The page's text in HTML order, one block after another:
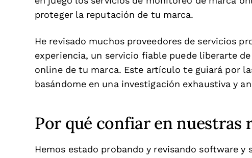
proteger la reputación de tu marca.
He revisado muchos proveedores de servicios
experiencia, un servicio fiable puede liberarte
online de tu marca. Este artículo te guiará por
basándome en una investigación exhaustiva y
Por qué confiar en nuestras
Hemos estado probando y revisando software y